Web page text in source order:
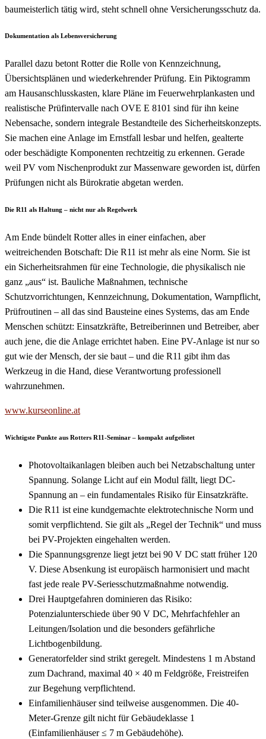
baumeisterlich tätig wird, steht schnell ohne Versicherungsschutz da.
Dokumentation als Lebensversicherung
Parallel dazu betont Rotter die Rolle von Kennzeichnung,
Übersichtsplänen und wiederkehrender Prüfung. Ein Piktogramm
am Hausanschlusskasten, klare Pläne im Feuerwehrplankasten und
realistische Prüfintervalle nach OVE E 8101 sind für ihn keine
Nebensache, sondern integrale Bestandteile des Sicherheitskonzepts.
Sie machen eine Anlage im Ernstfall lesbar und helfen, gealterte
oder beschädigte Komponenten rechtzeitig zu erkennen. Gerade
weil PV vom Nischenprodukt zur Massenware geworden ist, dürfen
Prüfungen nicht als Bürokratie abgetan werden.
Die R11 als Haltung – nicht nur als Regelwerk
Am Ende bündelt Rotter alles in einer einfachen, aber
weitreichenden Botschaft: Die R11 ist mehr als eine Norm. Sie ist
ein Sicherheitsrahmen für eine Technologie, die physikalisch nie
ganz „aus“ ist. Bauliche Maßnahmen, technische
Schutzvorrichtungen, Kennzeichnung, Dokumentation, Warnpflicht,
Prüfroutinen – all das sind Bausteine eines Systems, das am Ende
Menschen schützt: Einsatzkräfte, Betreiberinnen und Betreiber, aber
auch jene, die die Anlage errichtet haben. Eine PV-Anlage ist nur so
gut wie der Mensch, der sie baut – und die R11 gibt ihm das
Werkzeug in die Hand, diese Verantwortung professionell
wahrzunehmen.
www.kurseonline.at
Wichtigste Punkte aus Rotters R11-Seminar – kompakt aufgelistet
Photovoltaikanlagen bleiben auch bei Netzabschaltung unter
Spannung. Solange Licht auf ein Modul fällt, liegt DC-
Spannung an – ein fundamentales Risiko für Einsatzkräfte.
Die R11 ist eine kundgemachte elektrotechnische Norm und
somit verpflichtend. Sie gilt als „Regel der Technik“ und muss
bei PV-Projekten eingehalten werden.
Die Spannungsgrenze liegt jetzt bei 90 V DC statt früher 120
V. Diese Absenkung ist europäisch harmonisiert und macht
fast jede reale PV-Seriesschutzmaßnahme notwendig.
Drei Hauptgefahren dominieren das Risiko:
Potenzialunterschiede über 90 V DC, Mehrfachfehler an
Leitungen/Isolation und die besonders gefährliche
Lichtbogenbildung.
Generatorfelder sind strikt geregelt. Mindestens 1 m Abstand
zum Dachrand, maximal 40 × 40 m Feldgröße, Freistreifen
zur Begehung verpflichtend.
Einfamilienhäuser sind teilweise ausgenommen. Die 40-
Meter-Grenze gilt nicht für Gebäudeklasse 1
(Einfamilienhäuser ≤ 7 m Gebäudehöhe).